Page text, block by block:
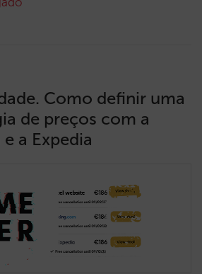
Como definir uma
de preços com a
a Expedia